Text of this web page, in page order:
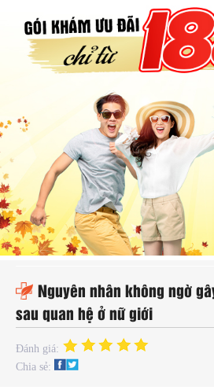
Nguyên nhân không ngờ
sau quan hệ ở nữ giới
Đánh giá:
Chia sẻ: